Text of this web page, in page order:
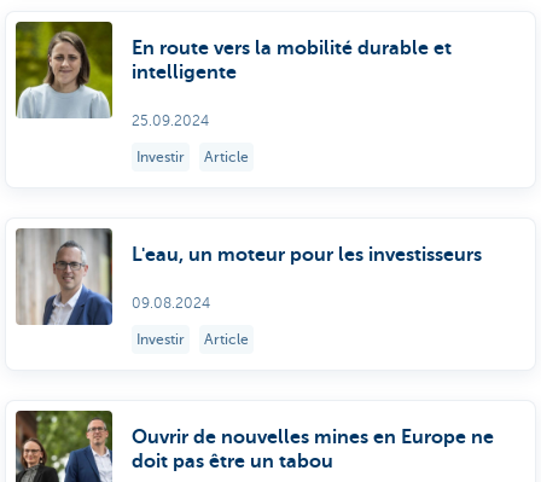
En route vers la mobilité durable et
intelligente
25.09.2024
Investir Article
L'eau, un moteur pour les investisseurs
09.08.2024
Investir Article
Ouvrir de nouvelles mines en Europe ne
doit pas être un tabou